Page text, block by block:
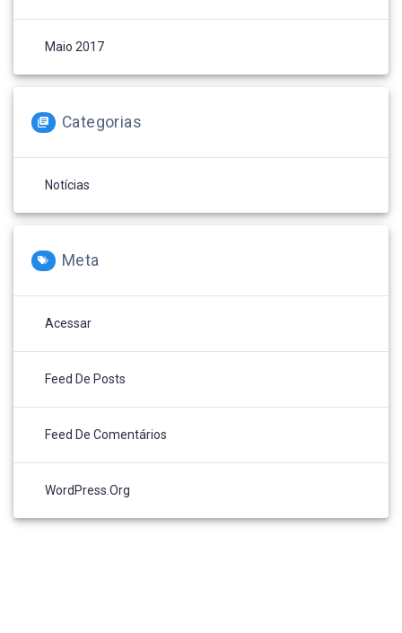
Maio 2017
Categorias
Notícias
Meta
Acessar
Feed De Posts
Feed De Comentários
WordPress.org